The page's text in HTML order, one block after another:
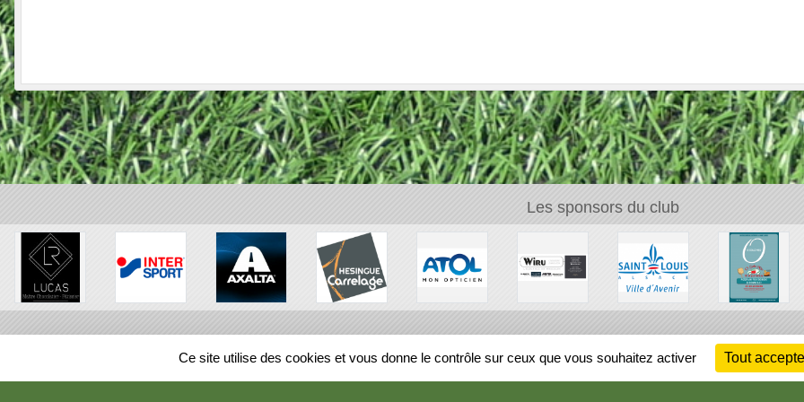
Les sponsors du club
REGIONS
Ce site utilise des cookies et vous donne le contrôle sur ceux que vous souhaitez activer Tout